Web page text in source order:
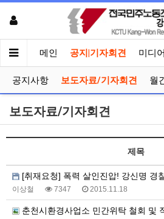
메인 공지|기자회견 미디
공지사항 보도자료/기자회견 월
보도자료/기자회견
제목
[취재요청] 폭력 살인진압! 강신명 경
이상철 7347 2015.11.18
춘천시환경사업소 민간위탁 철회 및 직접